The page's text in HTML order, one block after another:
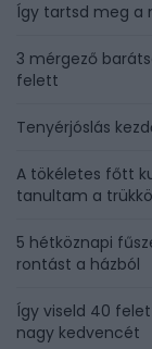
Így tartsd meg a
3 mérgező
felett
Tenyérjóslás
A tökéletes főtt
tanultam a
5 hétköznapi
rontást a házból
Így viseld 40
nagy kedvencét